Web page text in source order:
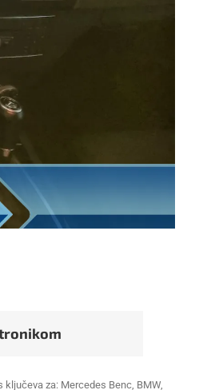
za: Mercedes Benc, BMW,